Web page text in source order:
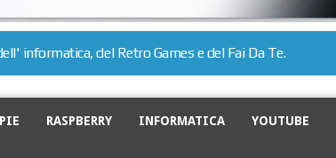
informatica, del Retro Games e del Fai Da Te.
RASPBERRY INFORMATICA YOUTUBE